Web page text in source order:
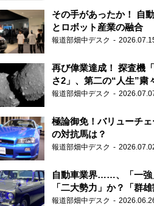
その手があったか！ 自
とロボット産業の融合
報道部畑中デスク
再び偉業達成！ 探査機
さ2」、第二の“人生”粛
す
報道部畑中デスク
極論御免！バリューチ
の対抗馬は？
報道部畑中デスク
自動車業界……、「一強
「二大勢力」か？「群雄
か？
報道部畑中デスク